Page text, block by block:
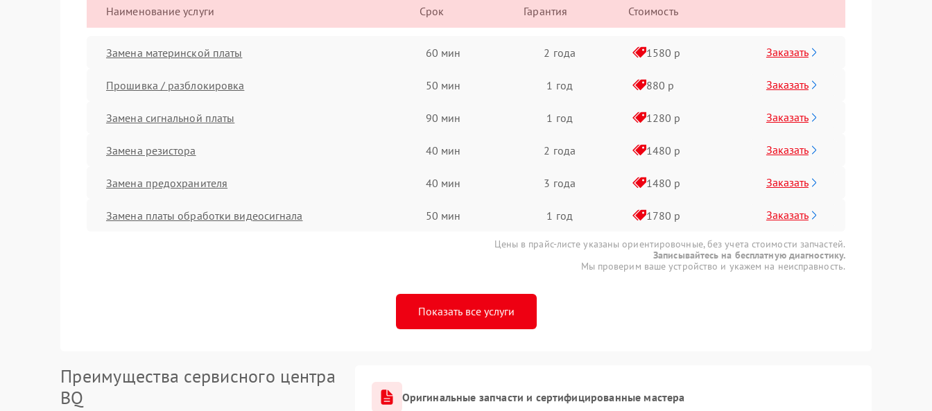
Наименование услуги Срок Гарантия Стоимость
Замена материнской платы 60 мин 2 года 1580 р Заказать
Прошивка / разблокировка 50 мин 1 год 880 р Заказать
Замена сигнальной платы 90 мин 1 год 1280 р Заказать
Замена резистора 40 мин 2 года 1480 р Заказать
Замена предохранителя 40 мин 3 года 1480 р Заказать
Замена платы обработки видеосигнала 50 мин 1 год 1780 р Заказать
Цены в прайс-листе указаны ориентировочные, без учета стоимости запчастей.
Записывайтесь на бесплатную диагностику.
Мы проверим ваше устройство и укажем на неисправность.
Показать все услуги
Преимущества сервисного центра
BQ
Оригинальные запчасти и сертифицированные мастера